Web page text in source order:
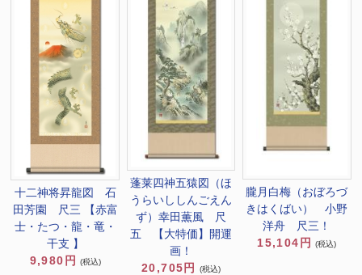
十二神将昇龍図 石
田芳園 尺三 【赤富
士・たつ・龍・竜・
干支 】
9,980円
(税込)
蓬莱四神五猿図（ほ
うらいししんごえん
ず）幸田薫風 尺
五 【大特価】開運
画！
20,705円
(税込)
朧月白梅（おぼろづ
きはくばい） 小野
洋舟 尺三！
15,104円
(税込)